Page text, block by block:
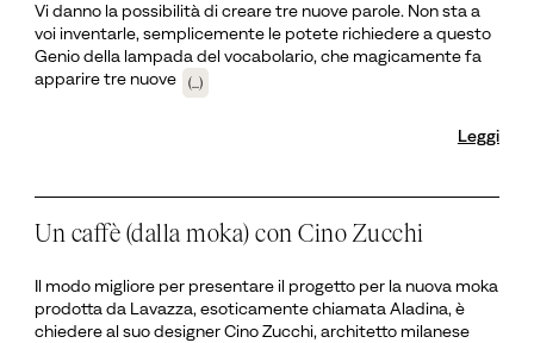
Vi danno la possibilità di creare tre nuove parole. Non sta a
voi inventarle, semplicemente le potete richiedere a questo
Genio della lampada del vocabolario, che magicamente fa
apparire tre nuove
(...)
Leggi
Un caffè (dalla moka) con Cino Zucchi
Il modo migliore per presentare il progetto per la nuova moka
prodotta da Lavazza, esoticamente chiamata Aladina, è
chiedere al suo designer Cino Zucchi, architetto milanese